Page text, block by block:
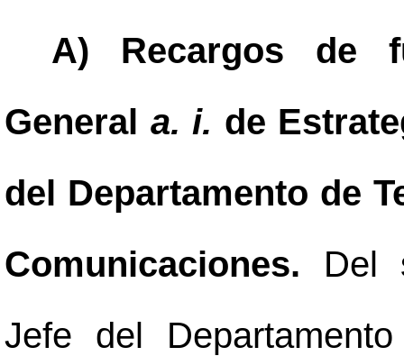
A) Recargos de
General a. i. de
del Departamento de
Comunicaciones. Del
Jefe del